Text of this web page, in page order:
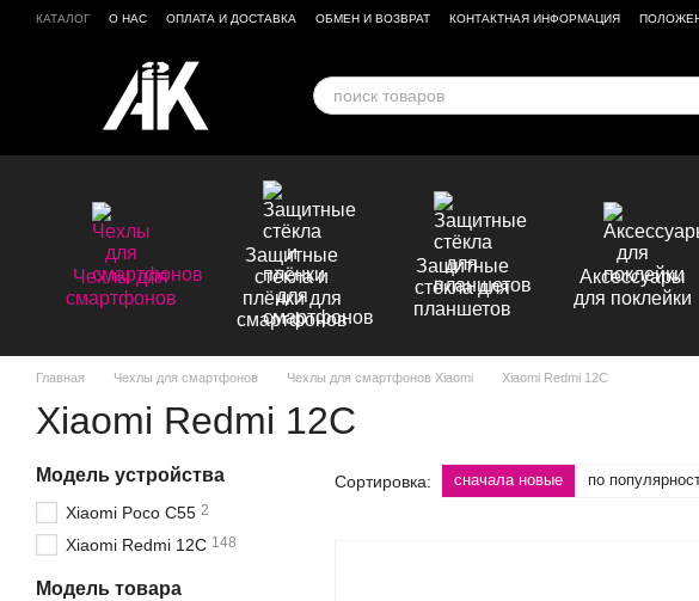
Перейти к основному контенту
КАТАЛОГ О НАС ОПЛАТА И ДОСТАВКА ОБМЕН И ВОЗВРАТ КОНТАКТНАЯ ИНФОРМАЦИЯ
Чехлы для
смартфонов
Защитные
стёкла и
плёнки для
смартфонов
Защитные
стёкла для
планшетов
Аксессуары
для поклейки
Главная Чехлы для смартфонов Чехлы для смартфонов Xiaomi Xiaomi Redmi 12C
Xiaomi Redmi 12C
Сортировка: сначала новые по
Модель устройства
Xiaomi Poco C55 2
Xiaomi Redmi 12C 148
Модель товара